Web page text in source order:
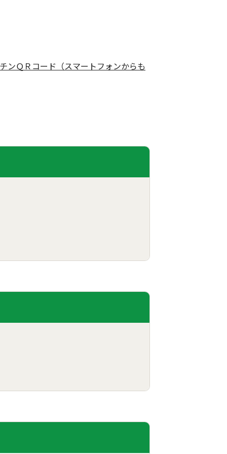
ンＱＲコード（スマートフォンからも